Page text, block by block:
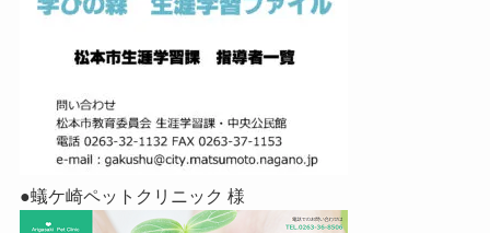
●蟻ケ崎ペットクリニック 様